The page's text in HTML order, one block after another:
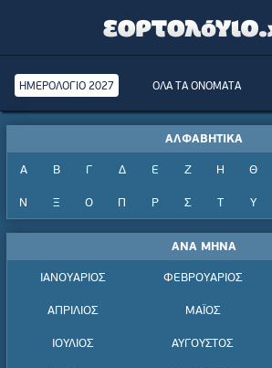
ΗΜΕΡΟΛΟΓΙΟ 2027 ΟΛΑ ΤΑ ΟΝΟΜΑΤΑ
ΑΛΦΑΒΗΤΙΚΑ
Α Β Γ Δ Ε Ζ Η Θ
Ν Ξ Ο Π Ρ Σ Τ Υ
ΑΝΑ ΜΗΝΑ
ΙΑΝΟΥΑΡΙΟΣ ΦΕΒΡΟΥΑΡΙΟΣ
ΑΠΡΙΛΙΟΣ ΜΑΪΟΣ
ΙΟΥΛΙΟΣ ΑΥΓΟΥΣΤΟΣ